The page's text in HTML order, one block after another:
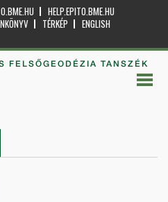
HELP.EPITO.BME.HU
TÉRKÉP
ENGLISH
FELSŐGEODÉZIA TANSZÉK